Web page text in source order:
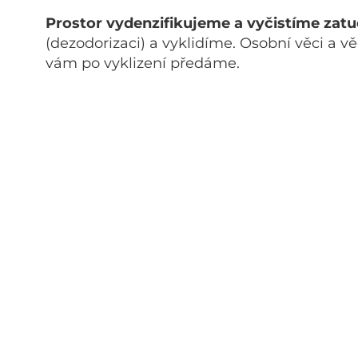
Prostor vydenzifikujeme a vyčistíme
(dezodorizaci) a vyklidíme. Osobní věci a
vám po vyklizení předáme.